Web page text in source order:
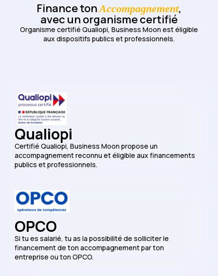
Finance tonAccompagnement,
avec un organisme certifié
Organisme certifié Qualiopi, Business Moon est éligible
aux dispositifs publics et professionnels.
Qualiopi
Certifié Qualiopi, Business Moon propose un
accompagnement reconnu et éligible aux financements
publics et professionnels.
OPCO
Si tu es salarié, tu as la possibilité de solliciter le
financement de ton accompagnement par ton
entreprise ou ton OPCO.